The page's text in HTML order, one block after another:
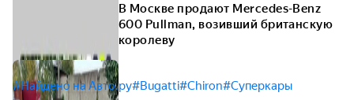
В Москве продают Mercedes-Benz
600 Pullman, возивший британскую
королеву
#Найдено на Авто.ру#Bugatti#Chiron#Суперкары